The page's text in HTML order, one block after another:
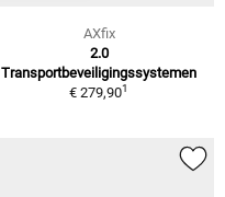
AXfix
2.0
Transportbeveiligingssystemen
€ 279,901